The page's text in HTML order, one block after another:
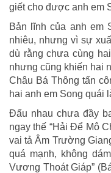
giết cho được anh em
Bản lĩnh của anh em
nhiêu, nhưng vì sự
dù rằng chưa cùng
nhưng cũng khiến hai
Châu Bá Thông tấn
hai anh em Song quái
Đấu nhau chưa đầy
ngay thế “Hải Để Mô
vai tả Âm Trường
quá mạnh, không
Vương Thoát Giáp”